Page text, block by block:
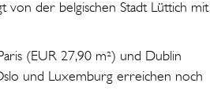
von der belgischen Stadt Lüttich mit
(EUR 27,90 m²) und Dublin
und Luxemburg erreichen noch